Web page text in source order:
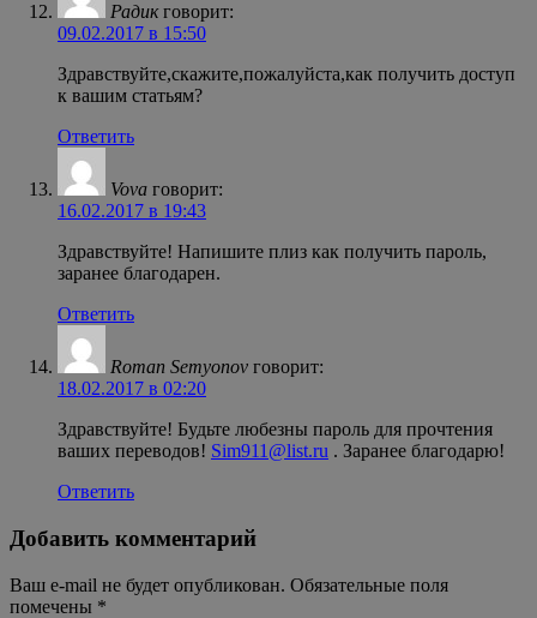
Радик говорит:
09.02.2017 в 15:50
Здравствуйте,скажите,пожалуйста,как получить доступ
к вашим статьям?
Ответить
Vova говорит:
16.02.2017 в 19:43
Здравствуйте! Напишите плиз как получить пароль,
заранее благодарен.
Ответить
Roman Semyonov говорит:
18.02.2017 в 02:20
Здравствуйте! Будьте любезны пароль для прочтения
ваших переводов! Sim911@list.ru . Заранее благодарю!
Ответить
Добавить комментарий
Ваш e-mail не будет опубликован. Обязательные поля
помечены *